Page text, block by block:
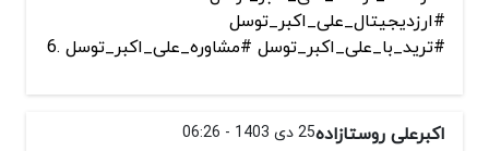
#ارزدیجیتال_علی_اکبر_توسل
#ترید_با_علی_اکبر_توسل #مشاوره_علی_اکبر_توسل .6
اکبرعلی روستازاده25 دی 1403 - 06:26